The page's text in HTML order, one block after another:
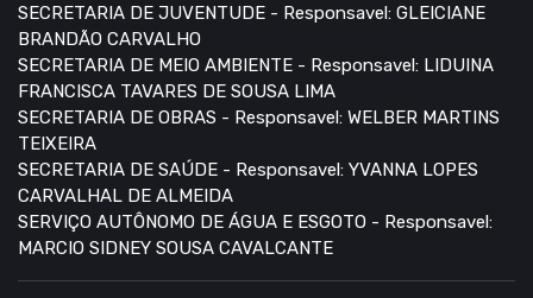
SECRETARIA DE JUVENTUDE - Responsavel: GLEICIANE
BRANDÃO CARVALHO
SECRETARIA DE MEIO AMBIENTE - Responsavel: LIDUINA
FRANCISCA TAVARES DE SOUSA LIMA
SECRETARIA DE OBRAS - Responsavel: WELBER MARTINS
TEIXEIRA
SECRETARIA DE SAÚDE - Responsavel: YVANNA LOPES
CARVALHAL DE ALMEIDA
SERVIÇO AUTÔNOMO DE ÁGUA E ESGOTO - Responsavel:
MARCIO SIDNEY SOUSA CAVALCANTE